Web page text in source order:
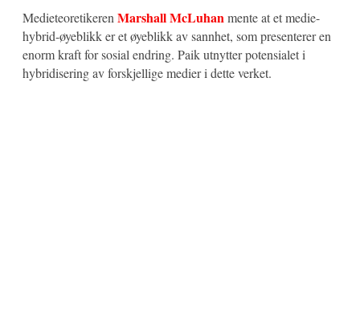
Medieteoretikeren Marshall McLuhanmente at et medie-
hybrid-øyeblikk er et øyeblikk av sannhet, som presenterer en
enorm kraft for sosial endring. Paik utnytter potensialet i
hybridisering av forskjellige medier i dette verket.